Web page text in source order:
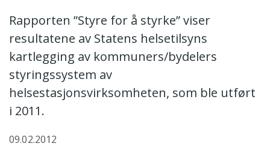
Rapporten ”Styre for å styrke” viser
resultatene av Statens helsetilsyns
kartlegging av kommuners/bydelers
styringssystem av
helsestasjonsvirksomheten, som ble utført
i 2011.
09.02.2012